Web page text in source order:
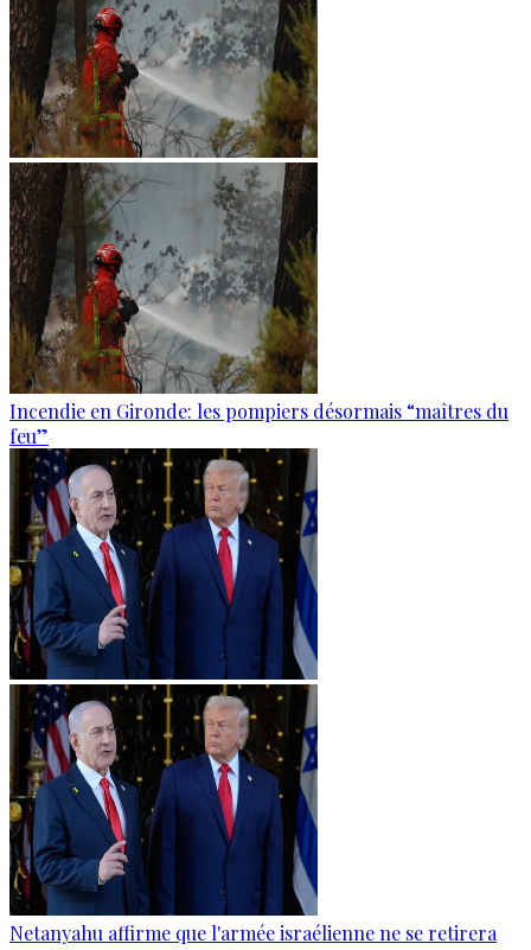
Incendie en Gironde: les pompiers désormais “maîtres du
feu”
Netanyahu affirme que l'armée israélienne ne se retirera